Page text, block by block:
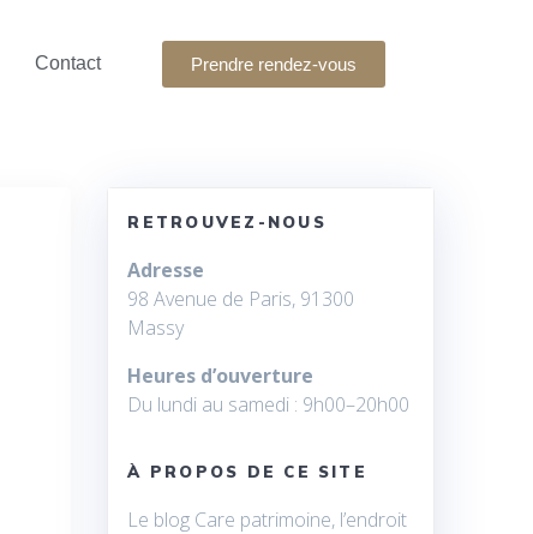
Contact Prendre rendez-vous
RETROUVEZ-NOUS
Adresse
98 Avenue de Paris, 91300
Massy
Heures d’ouverture
Du lundi au samedi : 9h00–20h00
À PROPOS DE CE SITE
Le blog Care patrimoine, l’endroit